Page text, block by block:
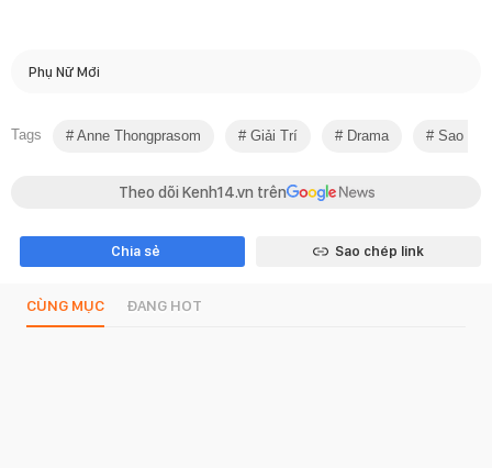
Phụ Nữ Mới
Tags Anne Thongprasom Giải Trí Drama Sao
Theo dõi Kenh14.vn trên
Chia sẻ Sao chép link
CÙNG MỤC ĐANG HOT